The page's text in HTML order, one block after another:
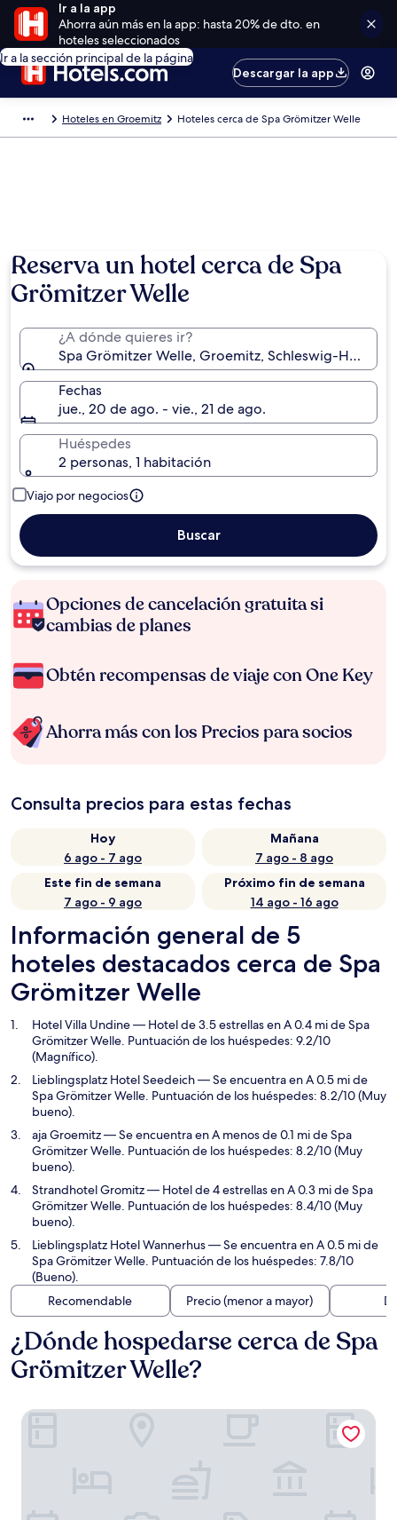
Ir a la app
Ahorra aún más en la app: hasta 20% de dto. en
hoteles seleccionados
Ir a la sección principal de la página
Descargar la app
Hoteles en Groemitz Hoteles cerca de Spa Grömitzer Welle
Reserva un hotel cerca de Spa
Grömitzer Welle
¿A dónde quieres ir?
Spa Grömitzer Welle, Groemitz, Schleswig-
Fechas
jue., 20 de ago. - vie., 21 de ago.
Huéspedes
2 personas, 1 habitación
Viajo por negocios
Buscar
Opciones de cancelación gratuita si
cambias de planes
Obtén recompensas de viaje con One Key
Ahorra más con los Precios para socios
Consulta precios para estas fechas
Hoy
6 ago - 7 ago
Mañana
7 ago - 8 ago
Este fin de semana
7 ago - 9 ago
Próximo fin de semana
14 ago - 16 ago
Información general de 5
hoteles destacados cerca de Spa
Grömitzer Welle
Hotel Villa Undine— Hotel de 3.5 estrellas en A 0.4 mi de Spa
Grömitzer Welle. Puntuación de los huéspedes: 9.2/10
(Magnífico).
Lieblingsplatz Hotel Seedeich— Se encuentra en A 0.5 mi de
Spa Grömitzer Welle. Puntuación de los huéspedes: 8.2/10 (Muy
bueno).
aja Groemitz— Se encuentra en A menos de 0.1 mi de Spa
Grömitzer Welle. Puntuación de los huéspedes: 8.2/10 (Muy
bueno).
Strandhotel Gromitz— Hotel de 4 estrellas en A 0.3 mi de Spa
Grömitzer Welle. Puntuación de los huéspedes: 8.4/10 (Muy
bueno).
Lieblingsplatz Hotel Wannerhus— Se encuentra en A 0.5 mi de
Spa Grömitzer Welle. Puntuación de los huéspedes: 7.8/10
(Bueno).
Recomendable
Precio (menor a mayor)
¿Dónde hospedarse cerca de Spa
Grömitzer Welle?
Hotel Villa Undine